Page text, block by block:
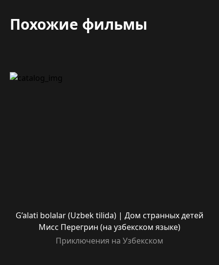
Похожие фильмы
G’alati bolalar (Uzbek tilida) | Дом странных детей
Мисс Перегрин (на узбекском языке)
Приключения на Узбекском